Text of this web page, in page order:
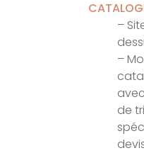
–
–
de